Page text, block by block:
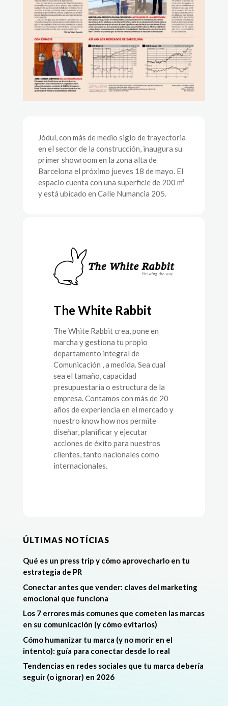
Jòdul, con más de medio siglo de trayectoria
en el sector de la construcción, inaugura su
primer showroom en la zona alta de
Barcelona el próximo jueves 18 de mayo. El
espacio cuenta con una superficie de 200 m²
y está ubicado en Calle Numancia 205.
The White Rabbit
The White Rabbit crea, pone en
marcha y gestiona tu propio
departamento integral de
Comunicación , a medida. Sea cual
sea el tamaño, capacidad
presupuestaria o estructura de la
empresa. Contamos con más de 20
años de experiencia en el mercado y
nuestro know how nos permite
diseñar, planificar y ejecutar
acciones de éxito para nuestros
clientes, tanto nacionales como
internacionales.
ÚLTIMAS NOTÍCIAS
Qué es un press trip y cómo aprovecharlo en tu
estrategia de PR
Conectar antes que vender: claves del marketing
emocional que funciona
Los 7 errores más comunes que cometen las marcas
en su comunicación (y cómo evitarlos)
Cómo humanizar tu marca (y no morir en el
intento): guía para conectar desde lo real
Tendencias en redes sociales que tu marca debería
seguir (o ignorar) en 2026